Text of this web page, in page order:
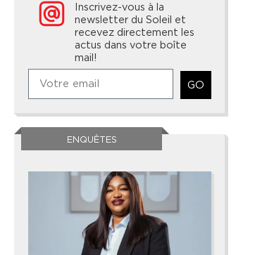
Inscrivez-vous à la
newsletter du Soleil et
recevez directement les
actus dans votre boîte
mail!
GO
ENQUÊTES